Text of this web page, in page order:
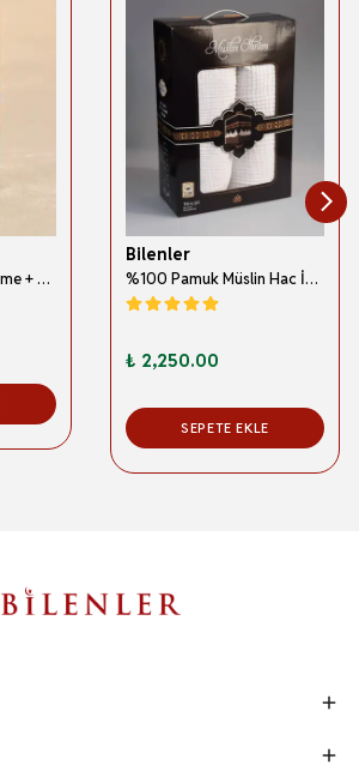
%100 Doğal Toz Sürme + Ahşap Sürme Çubuğu | Geleneksel ve Orijinal Göz Sürmesi
Bilenler
%100 Pamuk Müslin Hac İhramı – Hafif; Dikişsiz ve Antibakteriyel
₺ 2,250.00
SEPETE EKLE